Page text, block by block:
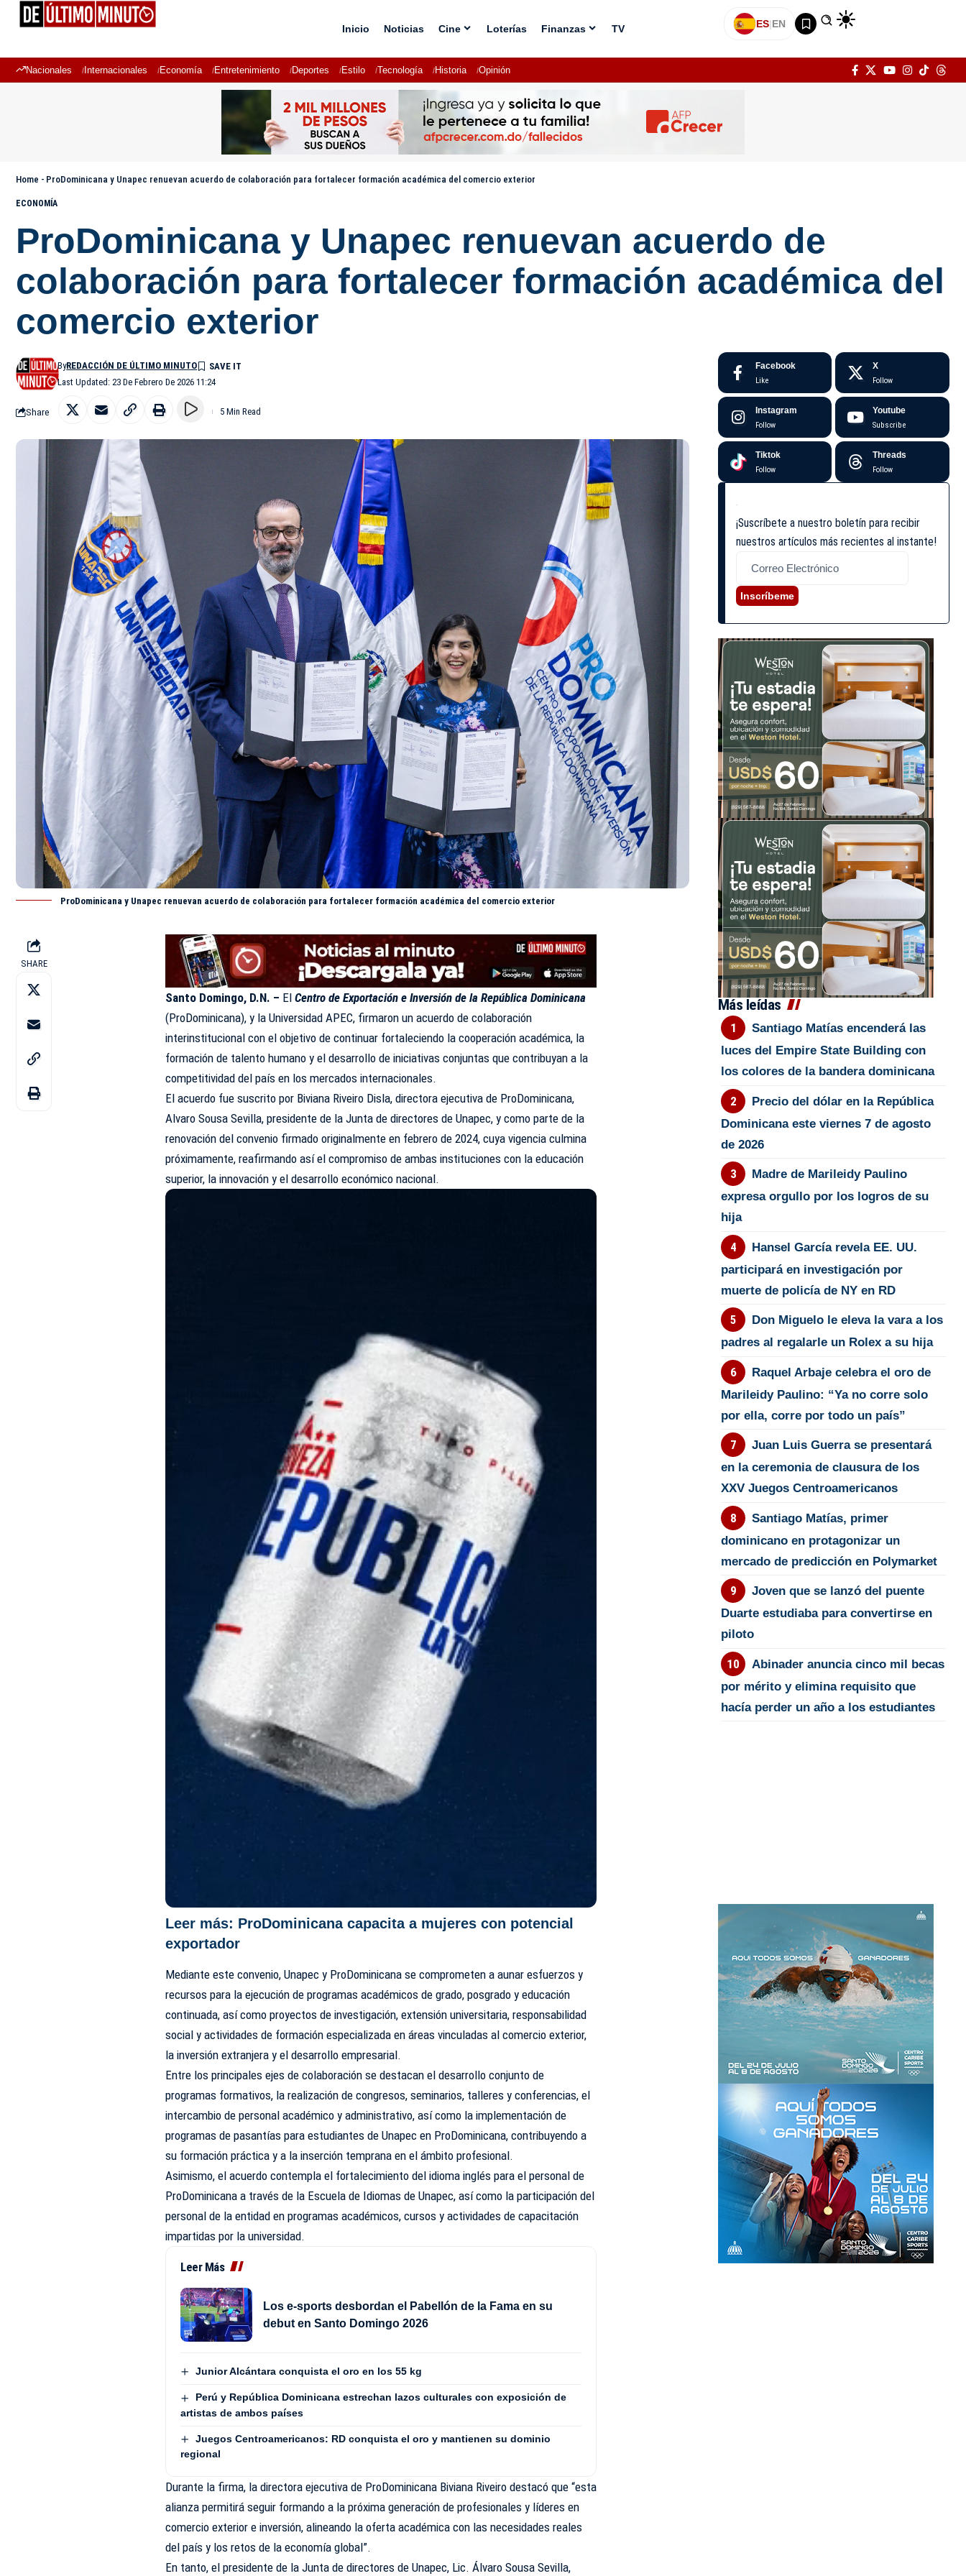
Inicio Noticias Cine Loterías Finanzas TV ES|EN
Nacionales Internacionales Economía Entretenimiento Deportes Estilo Tecnología Historia Opinión
Home - ProDominicana y Unapec renuevan acuerdo de colaboración para fortalecer formación académica del comercio exterior
ECONOMÍA
ProDominicana y Unapec renuevan acuerdo de
colaboración para fortalecer formación académica del
comercio exterior
Last Updated: 23 De Febrero De 2026 11:24
ByREDACCIÓN DE ÚLTIMO MINUTO
Share 5 Min Read
ProDominicana y Unapec renuevan acuerdo de colaboración para fortalecer formación académica del comercio exterior
SHARE
Santo Domingo, D.N. – ElCentro de Exportación e Inversión de la República Dominicana
(ProDominicana), y la Universidad APEC, firmaron un acuerdo de colaboración
interinstitucional con el objetivo de continuar fortaleciendo la cooperación académica, la
formación de talento humano y el desarrollo de iniciativas conjuntas que contribuyan a la
competitividad del país en los mercados internacionales.
El acuerdo fue suscrito por Biviana Riveiro Disla, directora ejecutiva de ProDominicana,
Alvaro Sousa Sevilla, presidente de la Junta de directores de Unapec, y como parte de la
renovación del convenio firmado originalmente en febrero de 2024, cuya vigencia culmina
próximamente, reafirmando así el compromiso de ambas instituciones con la educación
superior, la innovación y el desarrollo económico nacional.
Leer más: ProDominicana capacita a mujeres con potencial
exportador
Mediante este convenio, Unapec y ProDominicana se comprometen a aunar esfuerzos y
recursos para la ejecución de programas académicos de grado, posgrado y educación
continuada, así como proyectos de investigación, extensión universitaria, responsabilidad
social y actividades de formación especializada en áreas vinculadas al comercio exterior,
la inversión extranjera y el desarrollo empresarial.
Entre los principales ejes de colaboración se destacan el desarrollo conjunto de
programas formativos, la realización de congresos, seminarios, talleres y conferencias, el
intercambio de personal académico y administrativo, así como la implementación de
programas de pasantías para estudiantes de Unapec en ProDominicana, contribuyendo a
su formación práctica y a la inserción temprana en el ámbito profesional.
Asimismo, el acuerdo contempla el fortalecimiento del idioma inglés para el personal de
ProDominicana a través de la Escuela de Idiomas de Unapec, así como la participación del
personal de la entidad en programas académicos, cursos y actividades de capacitación
impartidas por la universidad.
Leer Más
Los e-sports desbordan el Pabellón de la Fama en su
debut en Santo Domingo 2026
Junior Alcántara conquista el oro en los 55 kg
Perú y República Dominicana estrechan lazos culturales con exposición de
artistas de ambos países
Juegos Centroamericanos: RD conquista el oro y mantienen su dominio
regional
Durante la firma, la directora ejecutiva de ProDominicana Biviana Riveiro destacó que “esta
alianza permitirá seguir formando a la próxima generación de profesionales y líderes en
comercio exterior e inversión, alineando la oferta académica con las necesidades reales
del país y los retos de la economía global”.
En tanto, el presidente de la Junta de directores de Unapec, Lic. Álvaro Sousa Sevilla,
Facebook
Like
X
Follow
Instagram
Follow
Youtube
Subscribe
Tiktok
Follow
Threads
Follow
¡Suscríbete a nuestro boletín para recibir
nuestros artículos más recientes al instante!
Inscríbeme
Más leídas
Santiago Matías encenderá las
luces del Empire State Building con
los colores de la bandera dominicana
Precio del dólar en la República
Dominicana este viernes 7 de agosto
de 2026
Madre de Marileidy Paulino
expresa orgullo por los logros de su
hija
Hansel García revela EE. UU.
participará en investigación por
muerte de policía de NY en RD
Don Miguelo le eleva la vara a los
padres al regalarle un Rolex a su hija
Raquel Arbaje celebra el oro de
Marileidy Paulino: “Ya no corre solo
por ella, corre por todo un país”
Juan Luis Guerra se presentará
en la ceremonia de clausura de los
XXV Juegos Centroamericanos
Santiago Matías, primer
dominicano en protagonizar un
mercado de predicción en Polymarket
Joven que se lanzó del puente
Duarte estudiaba para convertirse en
piloto
Abinader anuncia cinco mil becas
por mérito y elimina requisito que
hacía perder un año a los estudiantes